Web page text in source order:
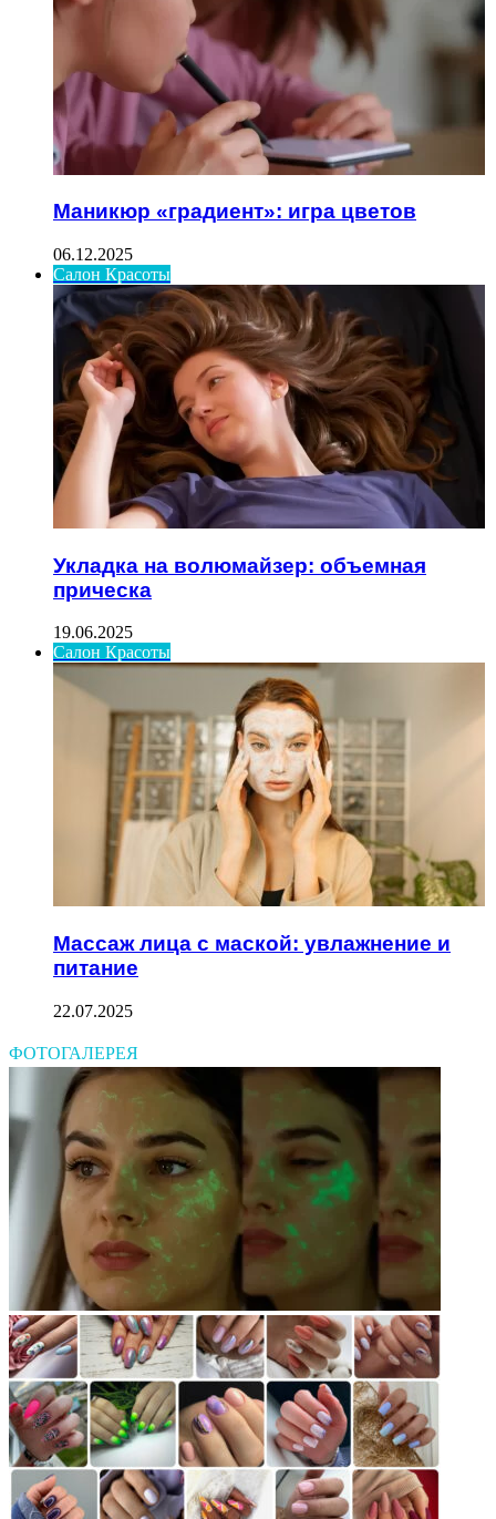
Маникюр «градиент»: игра цветов
06.12.2025
Салон Красоты
Укладка на волюмайзер: объемная
прическа
19.06.2025
Салон Красоты
Массаж лица с маской: увлажнение и
питание
22.07.2025
ФОТОГАЛЕРЕЯ